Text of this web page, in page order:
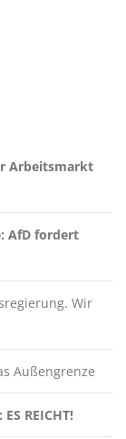
Arbeitsmarkt
AfD fordert
Wir
Außengrenze
REICHT!